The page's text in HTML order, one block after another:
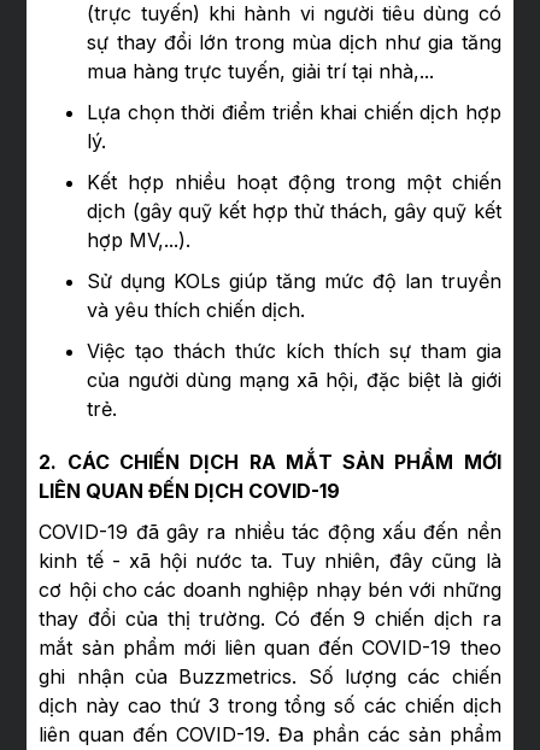
(trực tuyến) khi hành vi người tiêu dùng có
sự thay đổi lớn trong mùa dịch như gia tăng
mua hàng trực tuyến, giải trí tại nhà,...
Lựa chọn thời điểm triển khai chiến dịch hợp
lý.
Kết hợp nhiều hoạt động trong một chiến
dịch (gây quỹ kết hợp thử thách, gây quỹ kết
hợp MV,...).
Sử dụng KOLs giúp tăng mức độ lan truyền
và yêu thích chiến dịch.
Việc tạo thách thức kích thích sự tham gia
của người dùng mạng xã hội, đặc biệt là giới
trẻ.
2. CÁC CHIẾN DỊCH RA MẮT SẢN PHẨM MỚI
LIÊN QUAN ĐẾN DỊCH COVID-19
COVID-19 đã gây ra nhiều tác động xấu đến nền
kinh tế - xã hội nước ta. Tuy nhiên, đây cũng là
cơ hội cho các doanh nghiệp nhạy bén với những
thay đổi của thị trường. Có đến 9 chiến dịch ra
mắt sản phẩm mới liên quan đến COVID-19 theo
ghi nhận của Buzzmetrics. Số lượng các chiến
dịch này cao thứ 3 trong tổng số các chiến dịch
liên quan đến COVID-19. Đa phần các sản phẩm